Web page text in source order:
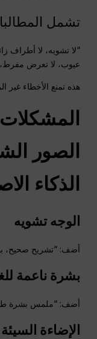
تشمل
“لا تشويه، لا أطراف
عيوب، لا تعرض مفرط،
هذه تمنع الأخطاء غير
الصور
الذكاء
الوجهتشويه
أضف: “تشريح صحيح،
بشرة ناعمة
أضف: “ملمس بشرة
الإضاءة السيئة